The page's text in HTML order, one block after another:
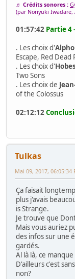
♬ Crédits sonores :
(par Noriyuki Iwadare,
01:57:42 Partie 4
. Les choix d'
Escape, Red
. Les choix d'Hobes
Two Sons
. Les choix de
of the Colossus
02:12:12
Tulkas
Mai 09, 2017, 06:05:34
Ça faisait
plus j'avais
is Strange.
Je trouve que
Mais vous auriez
des infos sur une
gardés.
Al là là, ce
D'ailleurs c'est
non?